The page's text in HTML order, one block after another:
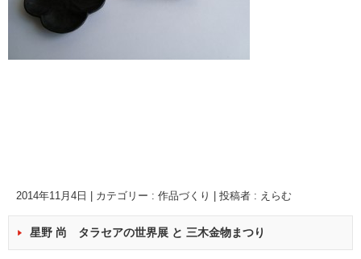
2014年11月4日 カテゴリー : 作品づくり 投稿者 : えらむ
星野 尚 タラセアの世界展 と 三木金物まつり